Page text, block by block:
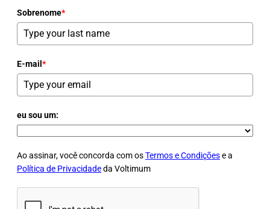
Sobrenome*
E-mail *
eu sou um:
Ao assinar, você concorda com osTermos e Condiçõese a
Política de Privacidadeda Voltimum